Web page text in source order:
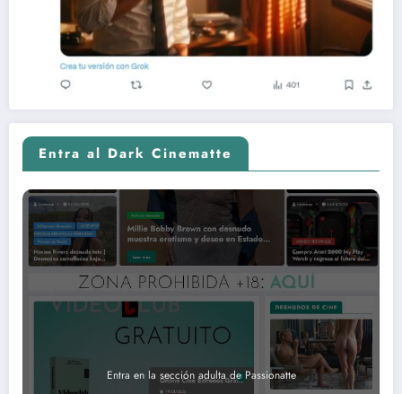
Entra al Dark Cinematte
Entra en la sección adulta de Passionatte